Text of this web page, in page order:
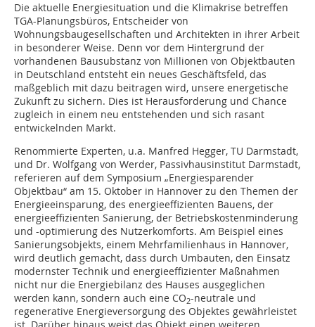
Die aktuelle Energiesituation und die Klimakrise betreffen
TGA-Planungsbüros, Entscheider von
Wohnungsbaugesellschaften und Architekten in ihrer Arbeit
in besonderer Weise. Denn vor dem Hintergrund der
vorhandenen Bausubstanz von Millionen von Objektbauten
in Deutschland entsteht ein neues Geschäftsfeld, das
maßgeblich mit dazu beitragen wird, unsere energetische
Zukunft zu sichern. Dies ist Herausforderung und Chance
zugleich in einem neu entstehenden und sich rasant
entwickelnden Markt.
Renommierte Experten, u.a. Manfred Hegger, TU Darmstadt,
und Dr. Wolfgang von Werder, Passivhausinstitut Darmstadt,
referieren auf dem Symposium „Energiesparender
Objektbau“ am 15. Oktober in Hannover zu den Themen der
Energieeinsparung, des energieeffizienten Bauens, der
energieeffizienten Sanierung, der Betriebskostenminderung
und -optimierung des Nutzerkomforts. Am Beispiel eines
Sanierungsobjekts, einem Mehrfamilienhaus in Hannover,
wird deutlich gemacht, dass durch Umbauten, den Einsatz
modernster Technik und energieeffizienter Maßnahmen
nicht nur die Energiebilanz des Hauses ausgeglichen
werden kann, sondern auch eine CO2-neutrale und
regenerative Energieversorgung des Objektes gewährleistet